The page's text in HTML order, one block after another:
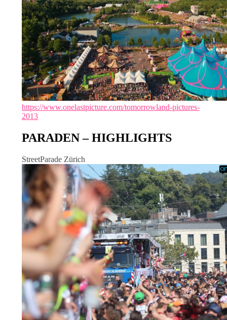
https://www.onelastpicture.com/tomorrowland-pictures-
2013
PARADEN – HIGHLIGHTS
StreetParade Zürich